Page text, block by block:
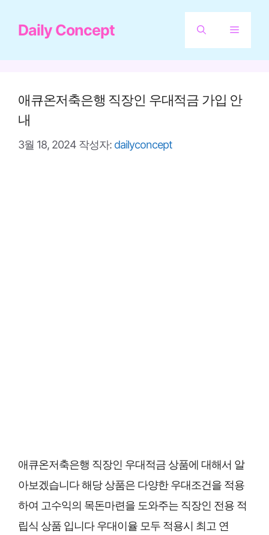
Daily Concept 메
애큐온저축은행 직장인 우대적금 가입 안
내
3월 18, 2024 작성자: dailyconcept
애큐온저축은행 직장인 우대적금 상품에 대해서 알
아보겠습니다 해당 상품은 다양한 우대조건을 적용
하여 고수익의 목돈마련을 도와주는 직장인 전용 적
립식 상품 입니다 우대이율 모두 적용시 최고 연